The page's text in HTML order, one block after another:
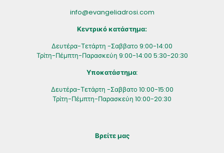
info@evangeliadrosi.com
Κεντρικό κατάστημα:
Δευτέρα-Τετάρτη -Σαββατο 9:00-14:00
Τρίτη-Πέμπτη-Παρασκεύη 9:00-14:00 5:30-20:30
Υποκατάστημα:
Δευτέρα-Τετάρτη -Σαββατο 10:00-15:00
Τρίτη-Πέμπτη-Παρασκεύη 10:00-20:30
Βρείτε μας